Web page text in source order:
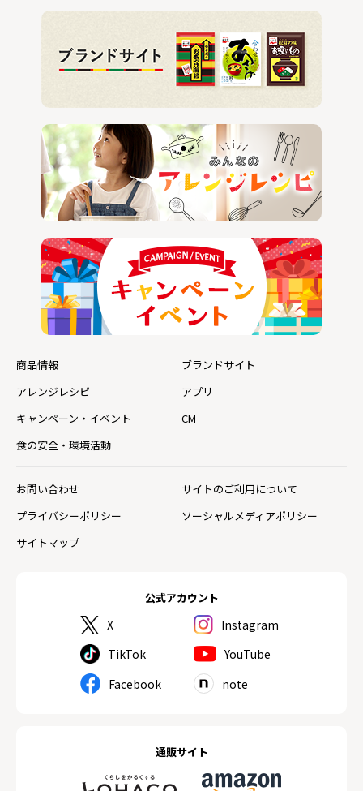
公式アカウント
X
Instagram
TikTok
YouTube
Facebook
note
通販サイト
商品情報
ブランドサイト
アレンジレシピ
アプリ
キャンペーン・イベント
CM
食の安全・環境活動
お問い合わせ
サイトのご利用について
プライバシーポリシー
ソーシャルメディアポリシー
サイトマップ